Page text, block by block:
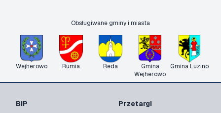
Obsługiwane gminy i miasta
Wejherowo Rumia Reda
Gmina
Wejherowo
Gmina Luzino
BIP
Przetargi